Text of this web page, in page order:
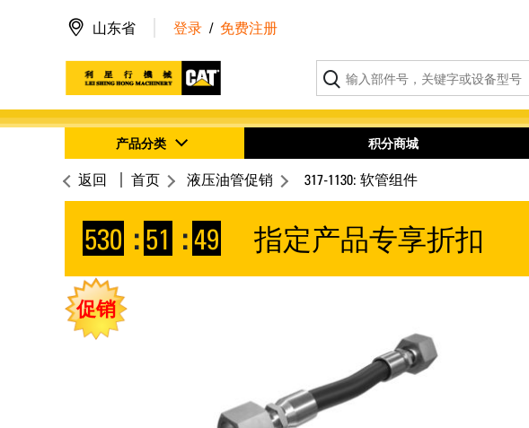
山东省 登录 / 免费注册
产品分类 积分商城
返回 首页 液压油管促销 317-1130: 软管组件
530 : 51 :48 指定产品专享折扣
促销